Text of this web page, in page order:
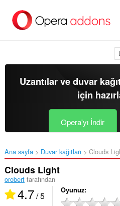
içeriğe
Uzantılar ve duvar
için
Opera'yı İndir
Ana sayfa Duvar kağıtları Clouds
Clouds Light
oroberttarafından
4.7/ 5 Oyunuz